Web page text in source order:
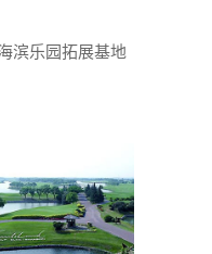
滨乐园拓展基地